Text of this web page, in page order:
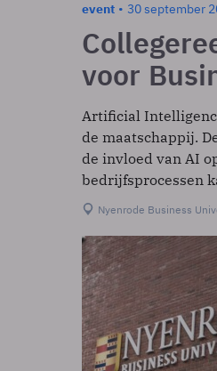
event 30 september
voor
Artificial
de maatschappij.
de invloed van AI
bedrijfsprocessen
Nyenrode Business